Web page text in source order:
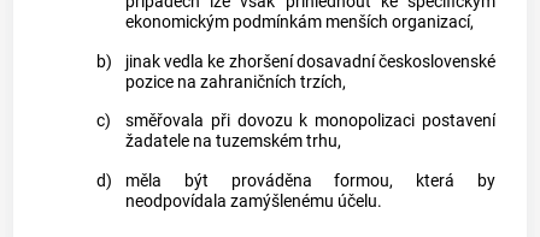
ekonomickým podmínkám menších organizací,
b)
jinak vedla ke zhoršení dosavadní československé
pozice na zahraničních trzích,
c)
směřovala při dovozu k monopolizaci postavení
žadatele na tuzemském trhu,
d)
měla být prováděna formou, která by
neodpovídala zamýšlenému účelu.